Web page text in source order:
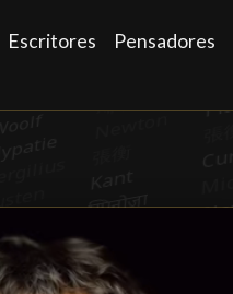
Escritores Pensadores